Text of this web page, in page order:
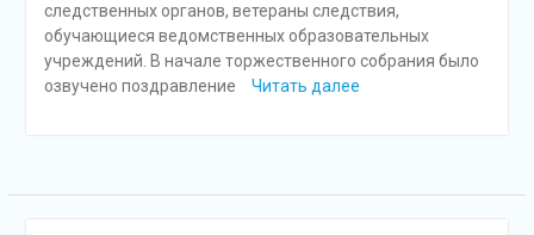
следственных органов, ветераны следствия,
обучающиеся ведомственных образовательных
учреждений. В начале торжественного собрания было
озвучено поздравление
Читать далее